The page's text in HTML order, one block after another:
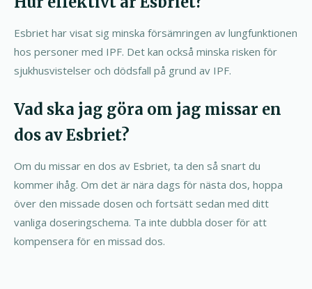
Esbriet har visat sig minska försämringen av lungfunktionen
hos personer med IPF. Det kan också minska risken för
sjukhusvistelser och dödsfall på grund av IPF.
Vad ska jag göra om jag missar en
dos av Esbriet?
Om du missar en dos av Esbriet, ta den så snart du
kommer ihåg. Om det är nära dags för nästa dos, hoppa
över den missade dosen och fortsätt sedan med ditt
vanliga doseringschema. Ta inte dubbla doser för att
kompensera för en missad dos.